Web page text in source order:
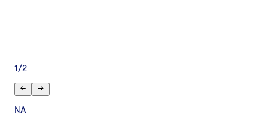
1 /2
NA